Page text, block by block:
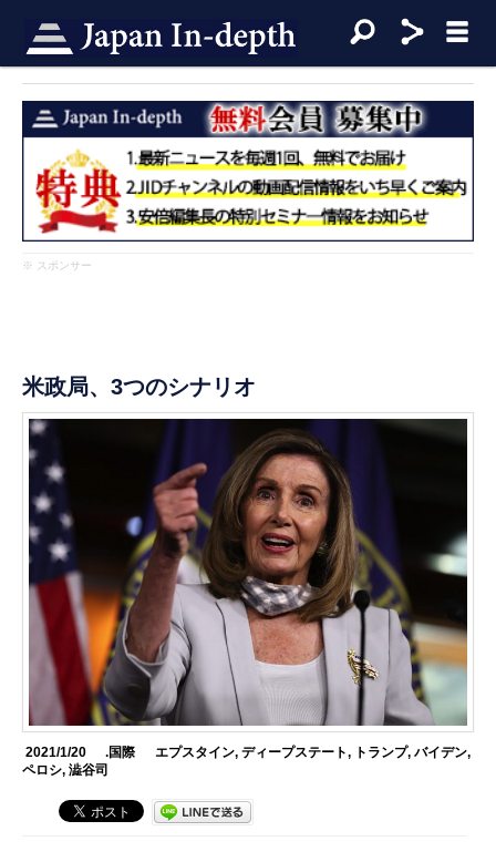
※ スポンサー
米政局、3つのシナリオ
2021/1/20 .国際 エプスタイン, ディープステート, トランプ, バイデン,
ペロシ,澁谷司